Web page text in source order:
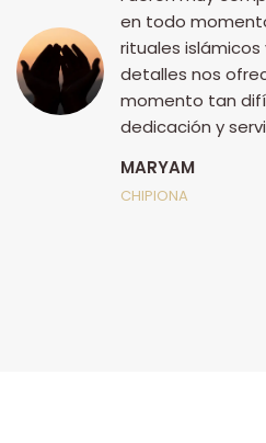
en todo
rituales
detalles nos
momento tan
dedicación y
MARYAM
CHIPIONA